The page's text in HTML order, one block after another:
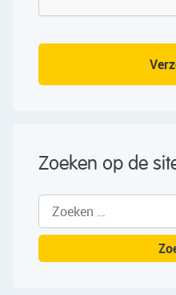
Zoeken op de
Zoeken
naar: